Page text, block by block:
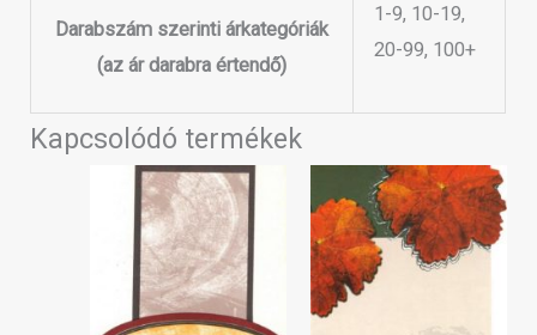
Darabszám szerinti árkategóriák
(az ár darabra értendő)
1-9, 10-19,
20-99, 100+
Kapcsolódó termékek
Ártartomány:
100 Ft
-
300 Ft
Ennek
a
terméknek
több
variációja
Ártartomány:
100 Ft
-
300 Ft
Ennek
a
terméknek
variációja